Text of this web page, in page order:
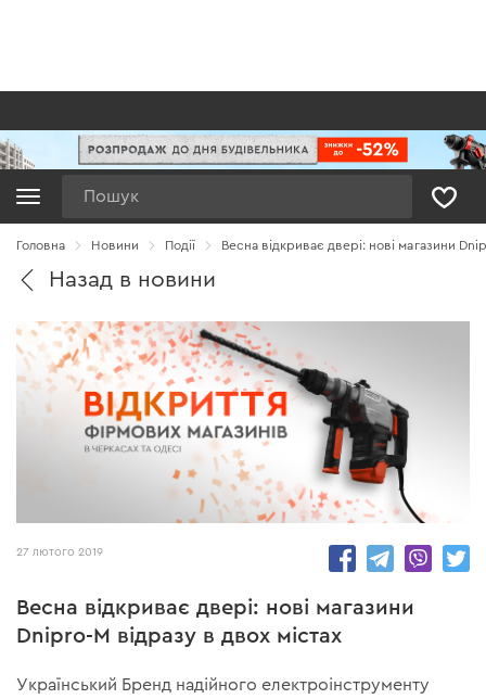
Головна Новини Події Весна відкриває двері: нові магазини
Назад в новини
27 лютого 2019
Весна відкриває двері: нові магазини
Dnipro-M відразу в двох містах
Український Бренд надійного електроінструменту